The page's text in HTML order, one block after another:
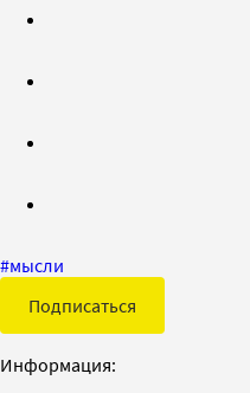
#мысли
Подписаться
Информация: